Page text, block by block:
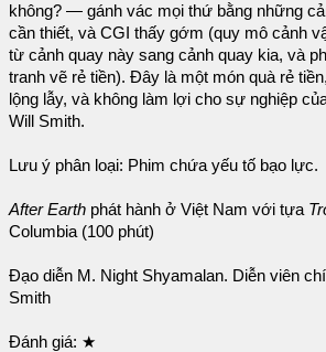
không? — gánh vác mọi thứ bằng những
cần thiết, và CGI thấy gớm (quy mô cảnh
từ cảnh quay này sang cảnh quay kia, và
tranh vẽ rẻ tiền). Đây là một món quà rẻ
lộng lẫy, và không làm lợi cho sự nghiệp
Will Smith.
Lưu ý phân loại: Phim chứa yếu tố bạo lực.
After Earth phát hành ở Việt Nam với tựa
Columbia (100 phút)
Đạo diễn M. Night Shyamalan. Diễn viên
Smith
Đánh giá: ★